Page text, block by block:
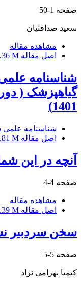
صفحه 1-50
سعید صداقتیان
مشاهده مقاله
اصل مقاله M
شناسنامه
1401)
شناسنامه علمی
اصل مقاله M
آنچه در این
صفحه 4-4
مشاهده مقاله
اصل مقاله M
سخن سردبیر
صفحه 5-5
کیمیا بهرامی نژاد